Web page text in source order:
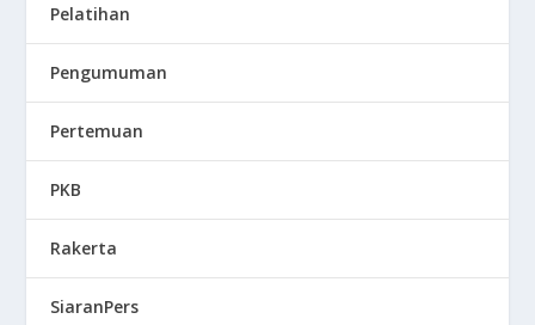
Pelatihan
Pengumuman
Pertemuan
PKB
Rakerta
SiaranPers